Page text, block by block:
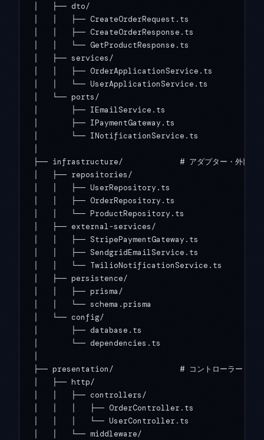
│   ├── dto/
│   │   ├── CreateOrderRequest.ts
│   │   ├── CreateOrderResponse.ts
│   │   └── GetProductResponse.ts
│   ├── services/
│   │   ├── OrderApplicationService.ts
│   │   └── UserApplicationService.ts
│   └── ports/
│       ├── IEmailService.ts
│       ├── IPaymentGateway.ts
│       └── INotificationService.ts
├── infrastructure/            # アダプター・外部ツー
│   ├── repositories/
│   │   ├── UserRepository.ts
│   │   ├── OrderRepository.ts
│   │   └── ProductRepository.ts
│   ├── external-services/
│   │   ├── StripePaymentGateway.ts
│   │   ├── SendgridEmailService.ts
│   │   └── TwilioNotificationService.ts
│   ├── persistence/
│   │   ├── prisma/
│   │   └── schema.prisma
│   └── config/
│       ├── database.ts
│       └── dependencies.ts
├── presentation/              # コントローラー・ハン
│   ├── http/
│   │   ├── controllers/
│   │   │   ├── OrderController.ts
│   │   │   └── UserController.ts
│   │   └── middleware/